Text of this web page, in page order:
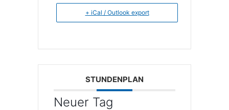
+ iCal / Outlook export
STUNDENPLAN
Neuer Tag